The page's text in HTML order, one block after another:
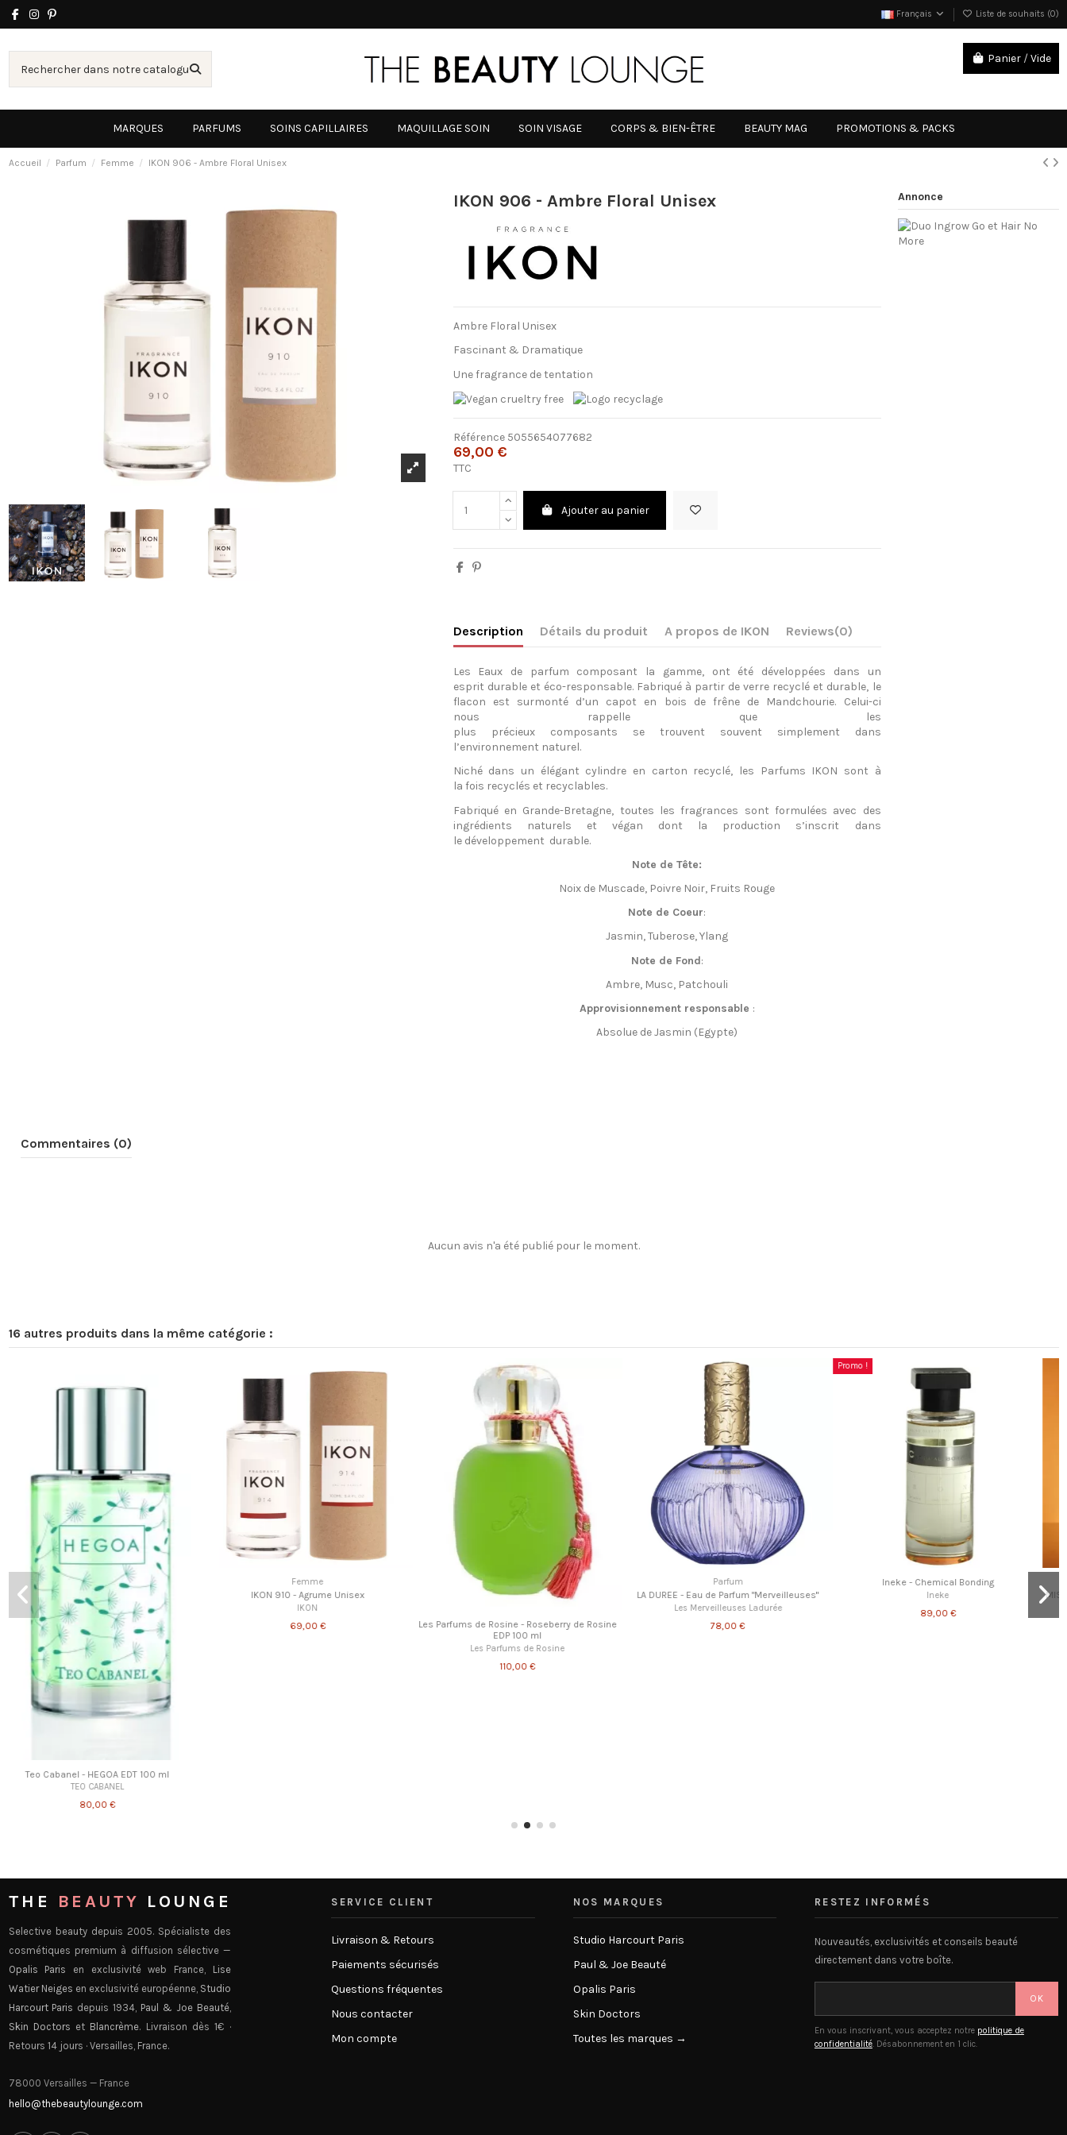
Français Liste de souhaits (0)
Panier /Vide
MARQUES PARFUMS SOINS CAPILLAIRES MAQUILLAGE SOIN SOIN VISAGE CORPS & BIEN-ÊTRE BEAUTY MAG PROMOTIONS & PACKS
Accueil Parfum Femme IKON 906 - Ambre Floral Unisex
IKON 906 - Ambre Floral Unisex
Ambre Floral Unisex
Fascinant & Dramatique
Une fragrance de tentation
Référence 5055654077682
69,00 €
TTC
Ajouter au panier
Description Détails du produit A propos de IKON Reviews(0)
Les Eaux de parfum composant la gamme, ont été développées dans un
esprit durable et éco-responsable. Fabriquéà partir deverre recyclé et durable, le
flacon est surmontéd’un capot en bois de frênede Mandchourie. Celui-ci
nous
rappelle que les
plus
précieux composants se trouvent souvent simplement dans
l’environnement naturel.
Nichédans un élégant cylindre en carton recyclé, les Parfums IKON sont à
la fois recyclés et recyclables.
Fabriqué en Grande-Bretagne, toutes les fragrances sont formulées avec des
ingrédients
naturels et végan dont la production s’inscrit dans
le développement durable.
Note de Tête:
Noix de Muscade, Poivre Noir, Fruits Rouge
Note de Coeur:
Jasmin, Tuberose,Ylang
Note de Fond:
Ambre, Musc, Patchouli
Approvisionnement responsable :
Absolue de Jasmin (Egypte)
Annonce
Commentaires (0)
Aucun avis n'a été publié pour le moment.
16 autres produits dans la même catégorie :
Parfum
MISSGUIDED - Babe Oud - Eau de parfum 10 ml
MISSGUIDED
14,00 €
Femme
rafraîchissante 05 - Spice Latte
THE BEAUTY LOUNGE
Selective beauty depuis 2005. Spécialiste des
cosmétiques premium à diffusion sélective —
Opalis Paris en exclusivité web France, Lise
Watier Neiges en exclusivité européenne, Studio
Harcourt Paris depuis 1934, Paul & Joe Beauté,
Skin Doctors et Blancrème. Livraison dès 1€ ·
Retours 14 jours · Versailles, France.
78000 Versailles — France
hello@thebeautylounge.com
SERVICE CLIENT
Livraison & Retours
Paiements sécurisés
Questions fréquentes
Nous contacter
Mon compte
NOS MARQUES
Studio Harcourt Paris
Paul & Joe Beauté
Opalis Paris
Skin Doctors
Toutes les marques →
RESTEZ INFORMÉS
Nouveautés, exclusivités et conseils beauté
directement dans votre boîte.
OK
En vous inscrivant, vous acceptez notre politique de
confidentialité. Désabonnement en 1 clic.